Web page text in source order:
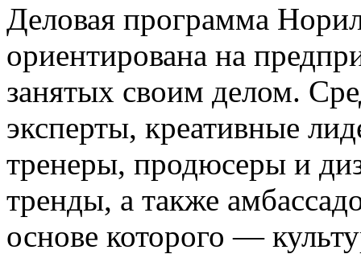
Деловая программа
ориентирована на
занятых своим делом.
эксперты, креативные
тренеры, продюсеры и
тренды, а также
основе которого —